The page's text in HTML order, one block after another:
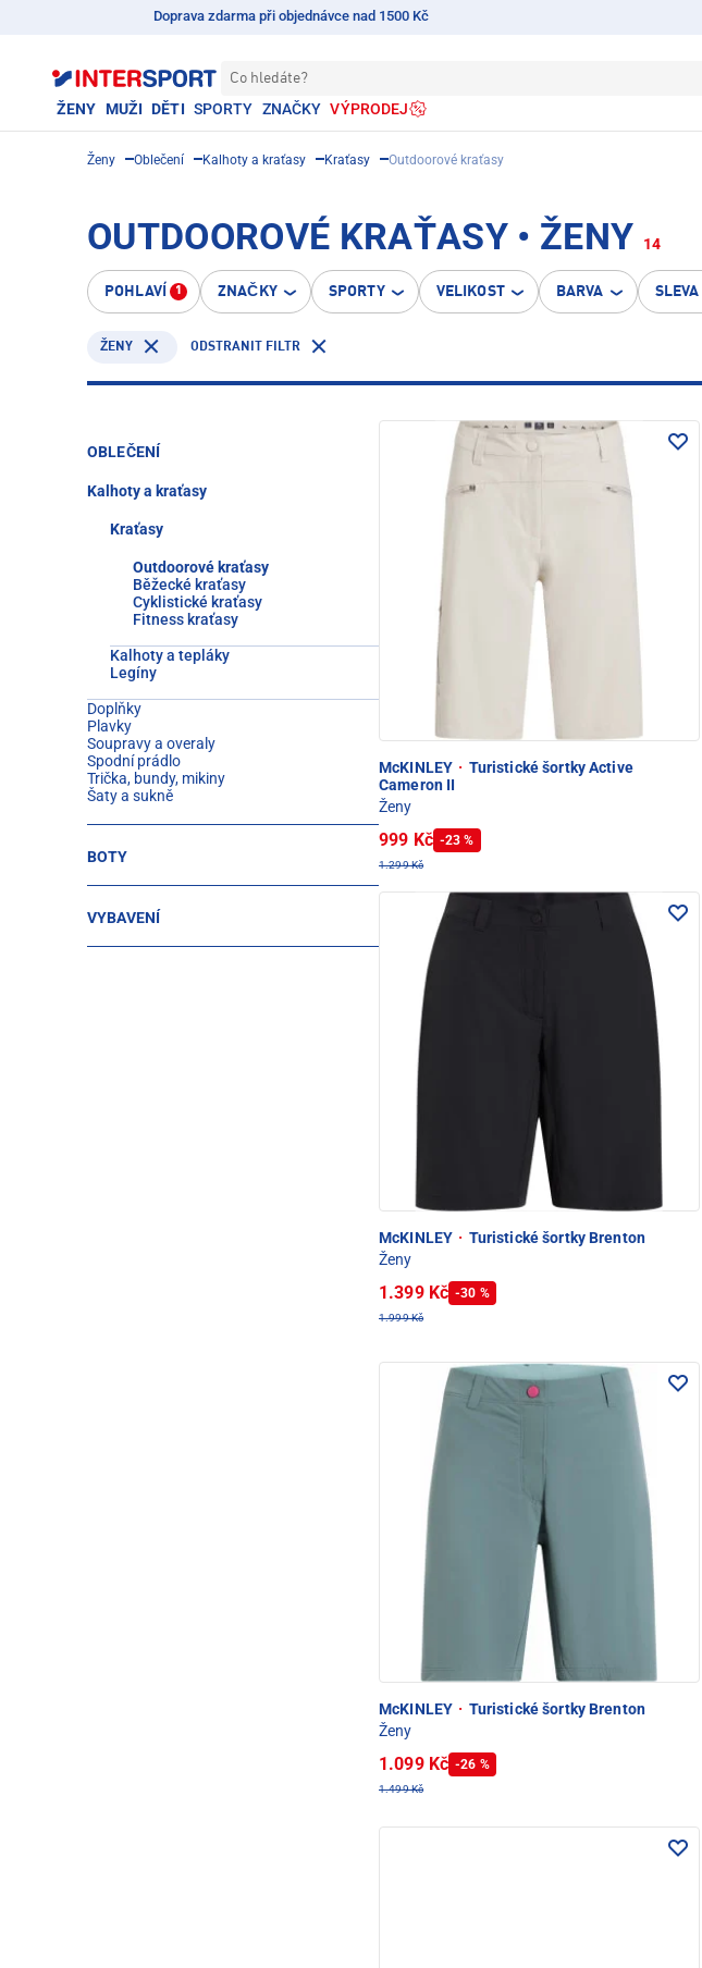
Doprava zdarma při objednávce nad 1500 Kč
Co hledáte?
ŽENY MUŽI DĚTI SPORTY ZNAČKY VÝPRODEJ
Ženy Oblečení Kalhoty a kraťasy Kraťasy Outdoorové kraťasy
OUTDOOROVÉ KRAŤASY • ŽENY 14
POHLAVÍ 1 ZNAČKY SPORTY VELIKOST BARVA SLEVA
ŽENY ODSTRANIT FILTR
OBLEČENÍ
Kalhoty a kraťasy
Kraťasy
Outdoorové kraťasy
Běžecké kraťasy
Cyklistické kraťasy
Fitness kraťasy
Kalhoty a tepláky
Legíny
Doplňky
Plavky
Soupravy a overaly
Spodní prádlo
Trička, bundy, mikiny
Šaty a sukně
BOTY
VYBAVENÍ
McKINLEY · Turistické šortky Active
Cameron II
Ženy
999 Kč -23 %
1.299 Kč
McKINLEY · Turistické šortky Brenton
Ženy
1.399 Kč -30 %
1.999 Kč
McKINLEY · Turistické šortky Brenton
Ženy
1.099 Kč -26 %
1.499 Kč